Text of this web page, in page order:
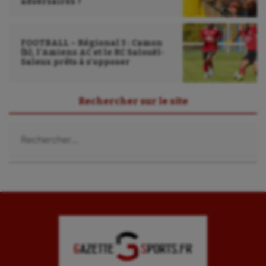
Sarbacane
Sauvetage sportif
Sport handicap
Sport santé
Triathlon
FOOTBALL – Régional 3 : Camon
(b), l’Amiens AC et le RC Salouël-
Saleux prêts à s’opposer
Rechercher sur le site